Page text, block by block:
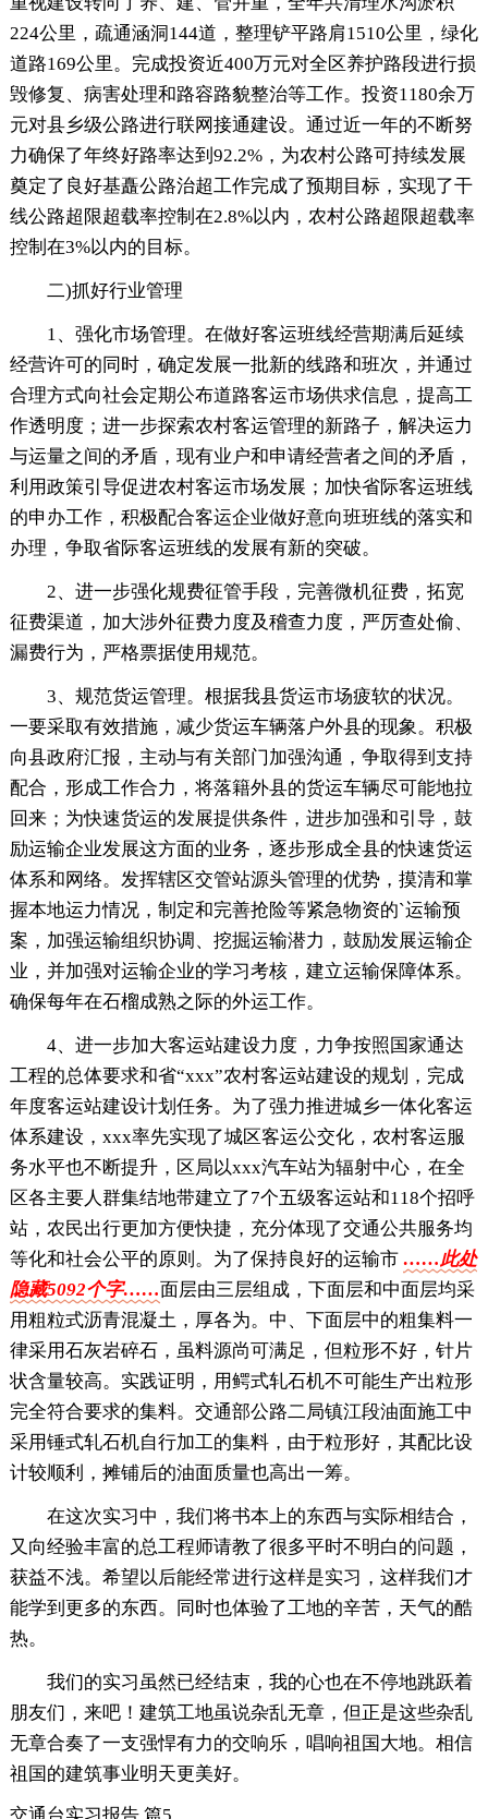
224公里，疏通涵洞144道，整理铲平路肩1510公里，绿化
道路169公里。完成投资近400万元对全区养护路段进行损
毁修复、病害处理和路容路貌整治等工作。投资1180余万
元对县乡级公路进行联网接通建设。通过近一年的不断努
力确保了年终好路率达到92.2%，为农村公路可持续发展
奠定了良好基矗公路治超工作完成了预期目标，实现了干
线公路超限超载率控制在2.8%以内，农村公路超限超载率
控制在3%以内的目标。
二)抓好行业管理
1、强化市场管理。在做好客运班线经营期满后延续
经营许可的同时，确定发展一批新的线路和班次，并通过
合理方式向社会定期公布道路客运市场供求信息，提高工
作透明度；进一步探索农村客运管理的新路子，解决运力
与运量之间的矛盾，现有业户和申请经营者之间的矛盾，
利用政策引导促进农村客运市场发展；加快省际客运班线
的申办工作，积极配合客运企业做好意向班班线的落实和
办理，争取省际客运班线的发展有新的突破。
2、进一步强化规费征管手段，完善微机征费，拓宽
征费渠道，加大涉外征费力度及稽查力度，严厉查处偷、
漏费行为，严格票据使用规范。
3、规范货运管理。根据我县货运市场疲软的状况。
一要采取有效措施，减少货运车辆落户外县的现象。积极
向县政府汇报，主动与有关部门加强沟通，争取得到支持
配合，形成工作合力，将落籍外县的货运车辆尽可能地拉
回来；为快速货运的发展提供条件，进步加强和引导，鼓
励运输企业发展这方面的业务，逐步形成全县的快速货运
体系和网络。发挥辖区交管站源头管理的优势，摸清和掌
握本地运力情况，制定和完善抢险等紧急物资的`运输预
案，加强运输组织协调、挖掘运输潜力，鼓励发展运输企
业，并加强对运输企业的学习考核，建立运输保障体系。
确保每年在石榴成熟之际的外运工作。
4、进一步加大客运站建设力度，力争按照国家通达
工程的总体要求和省“xxx”农村客运站建设的规划，完成
年度客运站建设计划任务。为了强力推进城乡一体化客运
体系建设，xxx率先实现了城区客运公交化，农村客运服
务水平也不断提升，区局以xxx汽车站为辐射中心，在全
区各主要人群集结地带建立了7个五级客运站和118个招呼
站，农民出行更加方便快捷，充分体现了交通公共服务均
等化和社会公平的原则。为了保持良好的运输市 ……此处
隐藏5092个字……面层由三层组成，下面层和中面层均采
用粗粒式沥青混凝土，厚各为。中、下面层中的粗集料一
律采用石灰岩碎石，虽料源尚可满足，但粒形不好，针片
状含量较高。实践证明，用鳄式轧石机不可能生产出粒形
完全符合要求的集料。交通部公路二局镇江段油面施工中
采用锤式轧石机自行加工的集料，由于粒形好，其配比设
计较顺利，摊铺后的油面质量也高出一筹。
在这次实习中，我们将书本上的东西与实际相结合，
又向经验丰富的总工程师请教了很多平时不明白的问题，
获益不浅。希望以后能经常进行这样是实习，这样我们才
能学到更多的东西。同时也体验了工地的辛苦，天气的酷
热。
我们的实习虽然已经结束，我的心也在不停地跳跃着
朋友们，来吧！建筑工地虽说杂乱无章，但正是这些杂乱
无章合奏了一支强悍有力的交响乐，唱响祖国大地。相信
祖国的建筑事业明天更美好。